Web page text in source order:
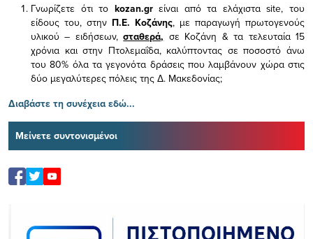
Γνωρίζετε ότι το kozan.gr είναι από τα ελάχισταsite, του
είδους του, στην Π.Ε. Κοζάνης, με παραγωγή πρωτογενούς
υλικού – ειδήσεων,σταθερά, σε Κοζάνη & τα τελευταία 15
χρόνια και στην Πτολεμαΐδα, καλύπτοντας σε ποσοστό άνω
του 80% όλα τα γεγονότα δράσεις που λαμβάνουν χώρα στις
δύο μεγαλύτερες πόλεις της Δ. Μακεδονίας;
Διαβάστε τη συνέχεια εδώ...
Μείνετε συντονισμένοι